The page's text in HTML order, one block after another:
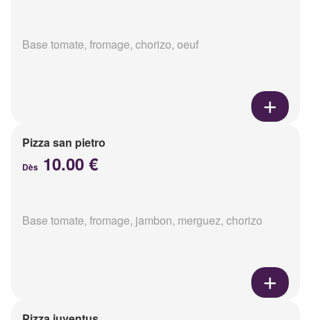
Base tomate, fromage, chorizo, oeuf
Pizza san pietro
Dès 10.00 €
Base tomate, fromage, jambon, merguez, chorizo